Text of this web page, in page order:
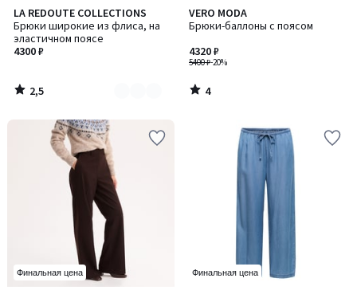
LA REDOUTE COLLECTIONS
Брюки широкие из флиса, на
эластичном поясе
4300 ₽
2,5
/ 5
Количество
цветов:
2
2,5
/
VERO MODA
Брюки-баллоны с поясом
5400 ₽-20%
4320 ₽
4
/
4
/
Финальная цена Финальная цена